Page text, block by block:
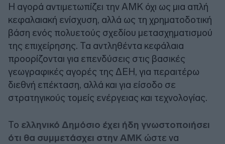
Η αγορά αντιμετωπίζει την ΑΜΚ όχι ως μια απλή
κεφαλαιακή ενίσχυση, αλλά ως τη χρηματοδοτική
βάση ενός πολυετούς σχεδίου μετασχηματισμού
της επιχείρησης. Τα αντληθέντα κεφάλαια
προορίζονται για επενδύσεις στις βασικές
γεωγραφικές αγορές της ΔΕΗ, για περαιτέρω
διεθνή επέκταση, αλλά και για είσοδο σε
στρατηγικούς τομείς ενέργειας και τεχνολογίας.
Το ελληνικό Δημόσιο έχει ήδη γνωστοποιήσει
ότι θα συμμετάσχει στην ΑΜΚ ώστε να